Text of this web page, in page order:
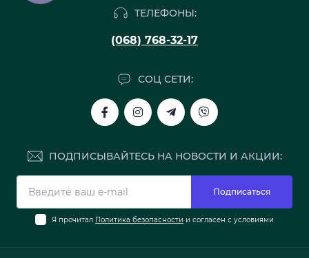
ТЕЛЕФОНЫ:
(068) 768-32-17
СОЦ СЕТИ:
ПОДПИСЫВАЙТЕСЬ НА НОВОСТИ И АКЦИИ:
Подписаться
Я прочитал Политика безопасности и согласен с условиями